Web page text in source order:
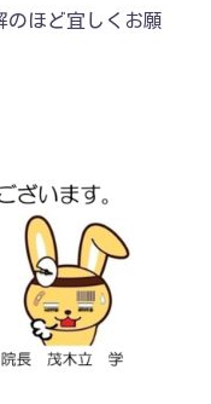
のほど宜しくお願